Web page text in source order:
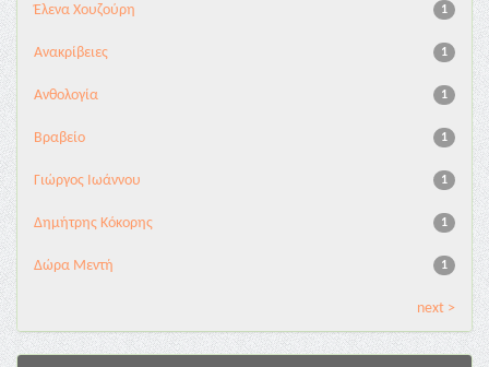
1
Έλενα Χουζούρη
1
Ανακρίβειες
1
Ανθολογία
1
Βραβείο
1
Γιώργος Ιωάννου
1
Δημήτρης Κόκορης
1
Δώρα Μεντή
next >